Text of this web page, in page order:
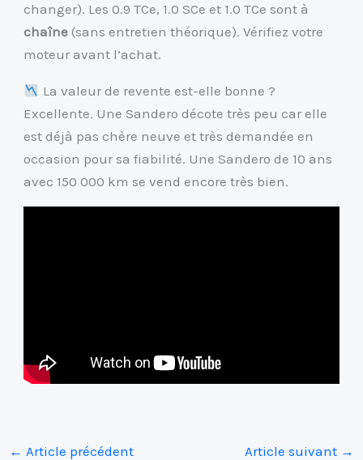
changer). Les 0.9 TCe, 1.0 SCe et 1.0 TCe sont à
chaîne (sans entretien théorique). Vérifiez votre
moteur avant l’achat.
La valeur de revente est-elle bonne ?
Excellente. Une Sandero décote très peu car elle
est déjà pas chère neuve et très demandée en
occasion pour sa fiabilité. Une Sandero de 10 ans
avec 150 000 km se vend encore très bien.
← Article précédent Article suivant →